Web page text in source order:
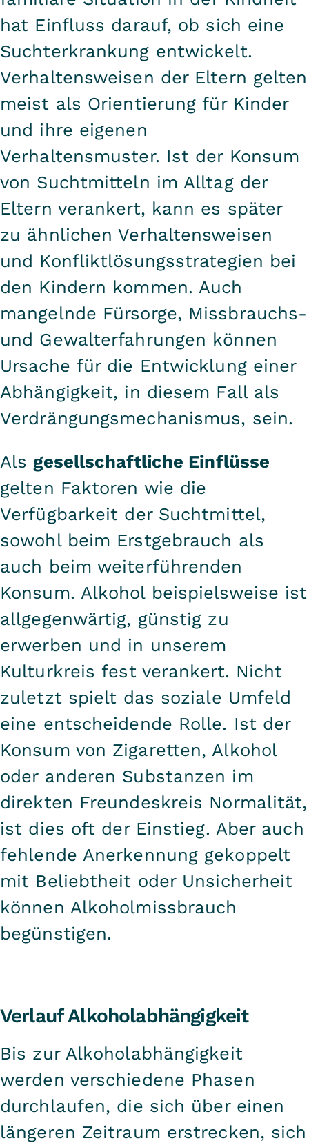
hat Einfluss darauf, ob sich eine
Suchterkrankung entwickelt.
Verhaltensweisen der Eltern gelten
meist als Orientierung für Kinder
und ihre eigenen
Verhaltensmuster. Ist der Konsum
von Suchtmitteln im Alltag der
Eltern verankert, kann es später
zu ähnlichen Verhaltensweisen
und Konfliktlösungsstrategien bei
den Kindern kommen. Auch
mangelnde Fürsorge, Missbrauchs-
und Gewalterfahrungen können
Ursache für die Entwicklung einer
Abhängigkeit, in diesem Fall als
Verdrängungsmechanismus, sein.
Als gesellschaftliche Einflüsse
gelten Faktoren wie die
Verfügbarkeit der Suchtmittel,
sowohl beim Erstgebrauch als
auch beim weiterführenden
Konsum. Alkohol beispielsweise ist
allgegenwärtig, günstig zu
erwerben und in unserem
Kulturkreis fest verankert. Nicht
zuletzt spielt das soziale Umfeld
eine entscheidende Rolle. Ist der
Konsum von Zigaretten, Alkohol
oder anderen Substanzen im
direkten Freundeskreis Normalität,
ist dies oft der Einstieg. Aber auch
fehlende Anerkennung gekoppelt
mit Beliebtheit oder Unsicherheit
können Alkoholmissbrauch
begünstigen.
Verlauf Alkoholabhängigkeit
Bis zur Alkoholabhängigkeit
werden verschiedene Phasen
durchlaufen, die sich über einen
längeren Zeitraum erstrecken, sich